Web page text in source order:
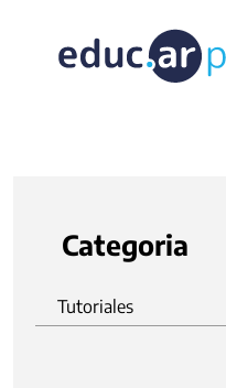
Categoria
Tutoriales